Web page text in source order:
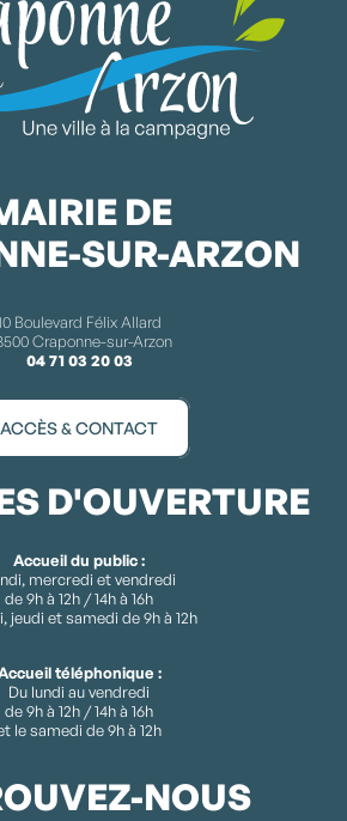
DE
SUR-ARZON
Boulevard Félix Allard
Craponne-sur-Arzon
04 71 03 20 03
ACCÈS & CONTACT
D'OUVERTURE
Accueil du public :
mercredi et vendredi
de 9h à 12h / 14h à 16h
jeudi et samedi de 9h à 12h
téléphonique :
Du lundi au vendredi
de 9h à 12h / 14h à 16h
le samedi de 9h à 12h
NOUS